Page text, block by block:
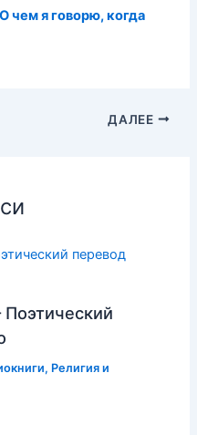
чем я говорю, когда
ДАЛЕЕ
, Религия и